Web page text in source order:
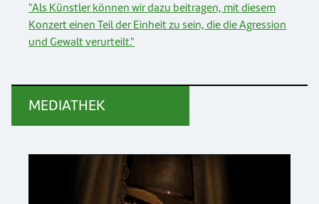
"Als Künstler können wir dazu beitragen, mit diesem
Konzert einen Teil der Einheit zu sein, die die Agression
und Gewalt verurteilt."
MEDIATHEK